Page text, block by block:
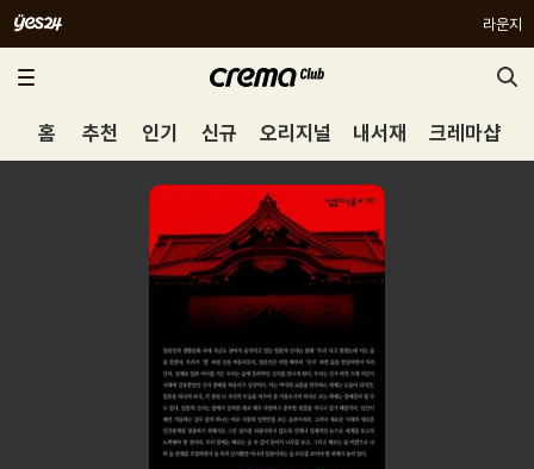
라운지
홈 추천 인기 신규 오리지널 내서재 크레마샵